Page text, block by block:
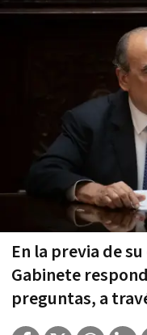
En la previa de
Gabinete
preguntas, a